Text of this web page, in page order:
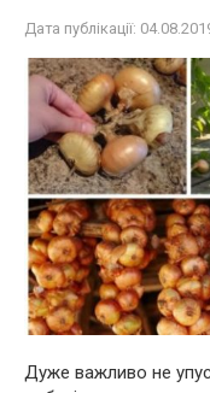
Дата публікації:
Дуже важливо не